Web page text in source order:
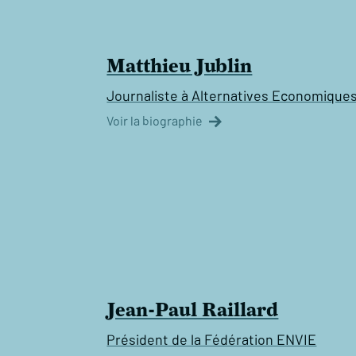
Matthieu Jublin
Journaliste à Alternatives
Voir la biographie
Jean-Paul Raillard
Président de la Fédération ENVIE